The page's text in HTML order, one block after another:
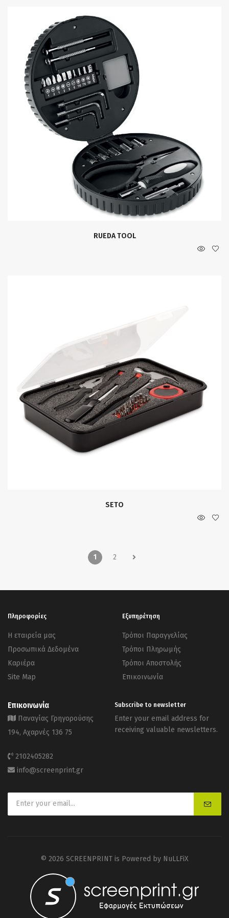
RUEDA TOOL
SETO
1 2
Πληροφορίες
Η εταιρεία μας
Προσωπικά Δεδομένα
Καριέρα
Site Map
Εξυπηρέτηση
Τρόποι Παραγγελίας
Τρόποι Πληρωμής
Τρόποι Αποστολής
Επικοινωνία
Επικοινωνία
Παναγίας Γρηγορούσης
194, Αχαρνές 136 75
2102405282
info@screenprint.gr
Subscribe to newsletter
Enter your email address for
receiving valuable newsletters.
© 2026 SCREENPRINT is Powered by NuLLFiX